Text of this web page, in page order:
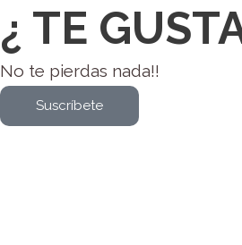
¿ TE
No te pierdas nada!!
Suscríbete